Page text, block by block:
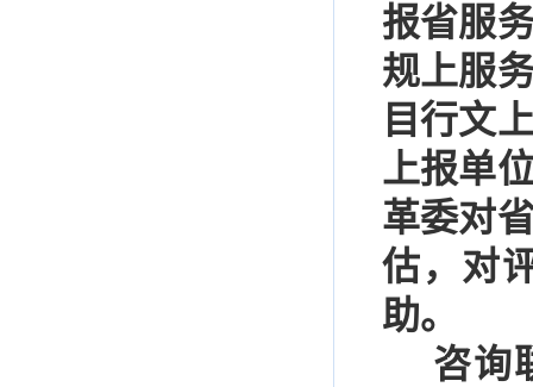
报省服
规上服
目行文
上报单
革委对
估，对
助。
咨询